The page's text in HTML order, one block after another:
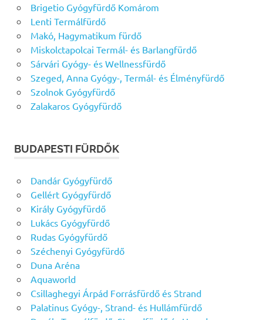
Brigetio Gyógyfürdő Komárom
Lenti Termálfürdő
Makó, Hagymatikum fürdő
Miskolctapolcai Termál- és Barlangfürdő
Sárvári Gyógy- és Wellnessfürdő
Szeged, Anna Gyógy-, Termál- és Élményfürdő
Szolnok Gyógyfürdő
Zalakaros Gyógyfürdő
BUDAPESTI FÜRDŐK
Dandár Gyógyfürdő
Gellért Gyógyfürdő
Király Gyógyfürdő
Lukács Gyógyfürdő
Rudas Gyógyfürdő
Széchenyi Gyógyfürdő
Duna Aréna
Aquaworld
Csillaghegyi Árpád Forrásfürdő és Strand
Palatinus Gyógy-, Strand- és Hullámfürdő